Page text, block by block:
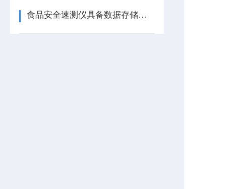
食品安全速测仪具备数据存储、打印以及与电脑通讯等功能